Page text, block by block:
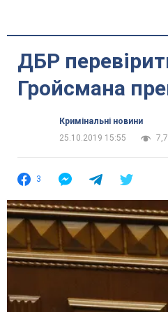
ДБР
Гройсмана
Кримінальні новини
25.10.2019 15:55
3